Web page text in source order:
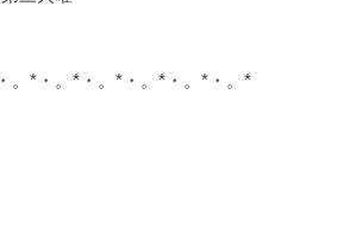
。*・。*・。*・。*・。*・。*